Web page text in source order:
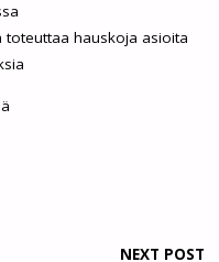
toteuttaa hauskoja asioita
NEXT POST